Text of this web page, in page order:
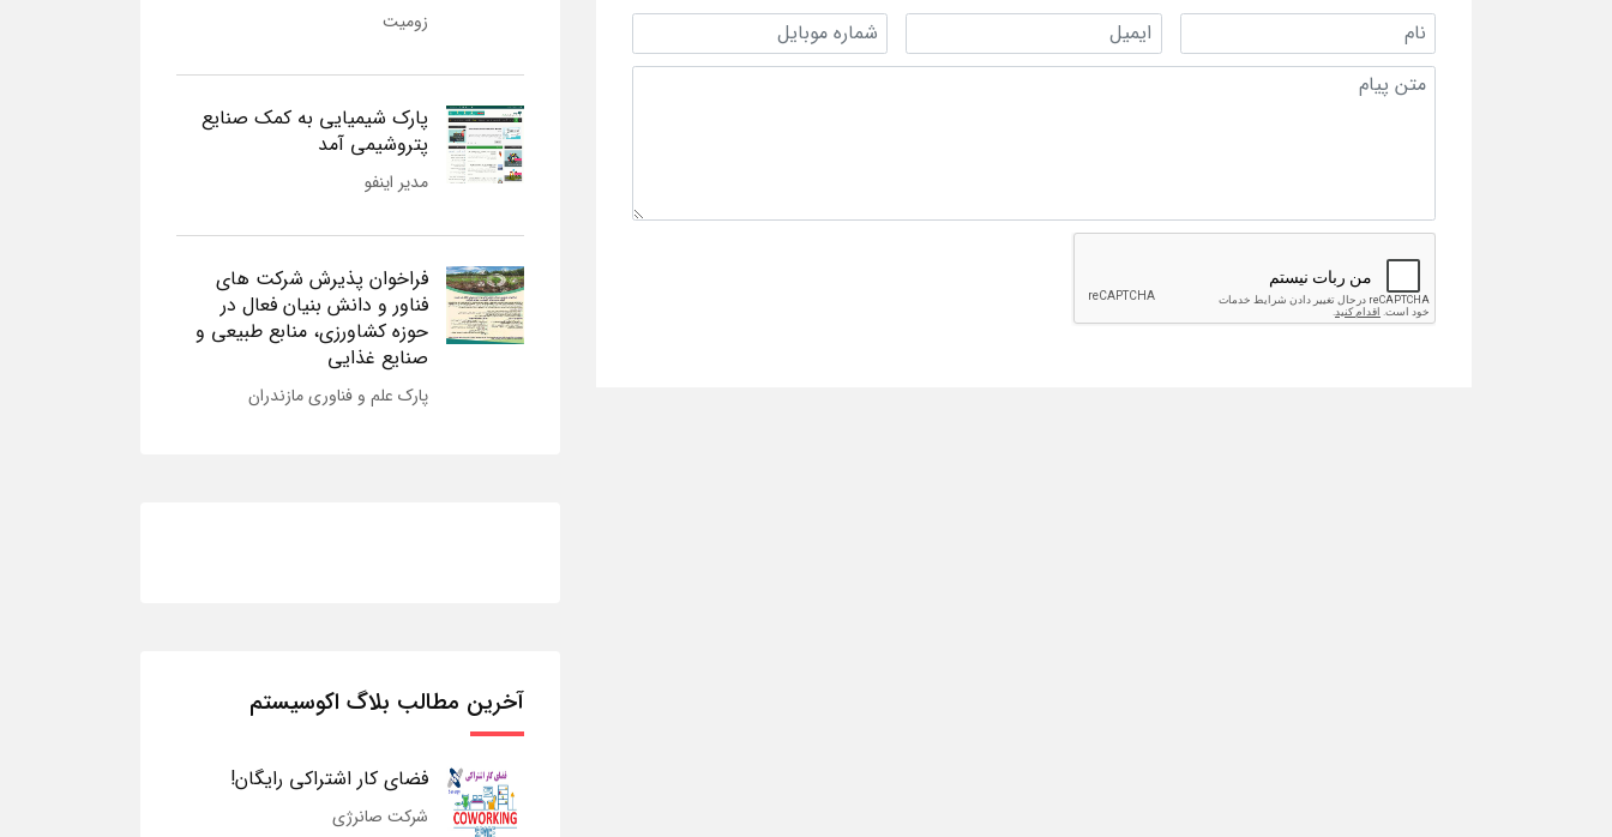
زومیت
پارک شیمیایی به کمک صنایع
پتروشیمی آمد
مدیر اینفو
فراخوان پذیرش شرکت های
فناور و دانش بنیان فعال در
حوزه کشاورزی، منابع طبیعی و
صنایع غذایی
پارک علم و فناوری مازندران
آخرین مطالب بلاگ اکوسیستم
فضای کار اشتراکی رایگان!
شرکت صانرژی